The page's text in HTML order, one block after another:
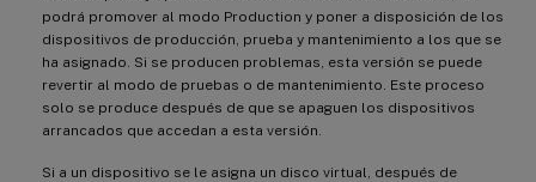
podrá promover al modo Production y poner a disposición de los
dispositivos de producción, prueba y mantenimiento a los que se
ha asignado. Si se producen problemas, esta versión se puede
revertir al modo de pruebas o de mantenimiento. Este proceso
solo se produce después de que se apaguen los dispositivos
arrancados que accedan a esta versión.
Si a un dispositivo se le asigna un disco virtual, después de